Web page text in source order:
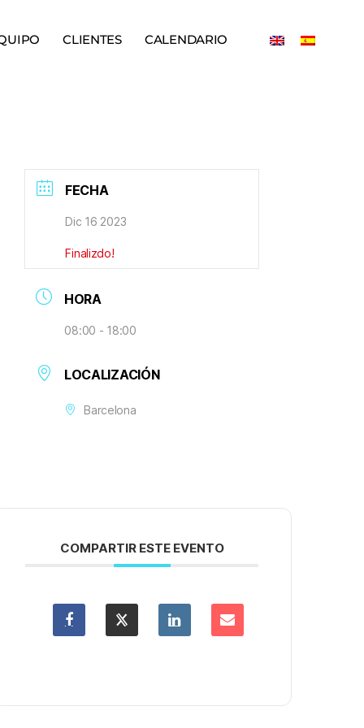
CLIENTES CALENDARIO
FECHA
Dic 16 2023
Finalizdo!
HORA
08:00 - 18:00
LOCALIZACIÓN
Barcelona
COMPARTIR ESTE EVENTO